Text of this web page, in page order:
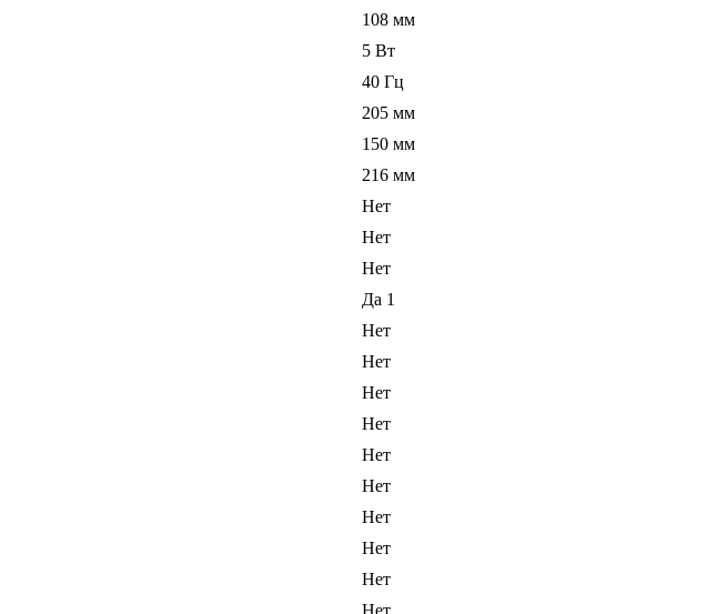
108 мм
5 Вт
40 Гц
205 мм
150 мм
216 мм
Нет
Нет
Нет
Да 1
Нет
Нет
Нет
Нет
Нет
Нет
Нет
Нет
Нет